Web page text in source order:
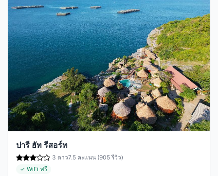
ปารี ฮัท รีสอร์ท
3 ดาว7.5 คะแนน (905 รีวิว)
✓ WiFi ฟรี